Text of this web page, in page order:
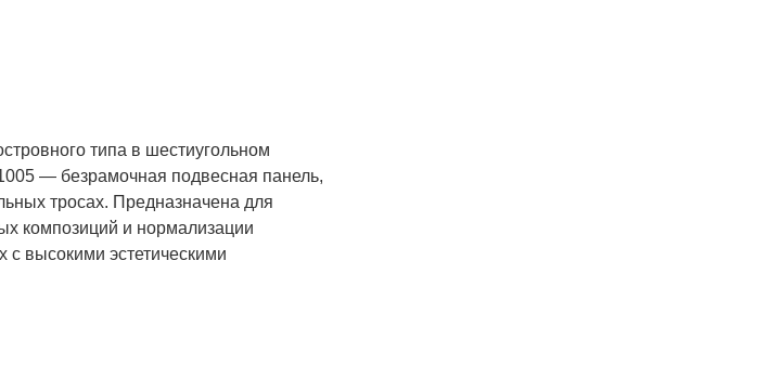
типа в шестиугольном
— безрамочная подвесная панель,
тросах. Предназначена для
композиций и нормализации
с высокими эстетическими